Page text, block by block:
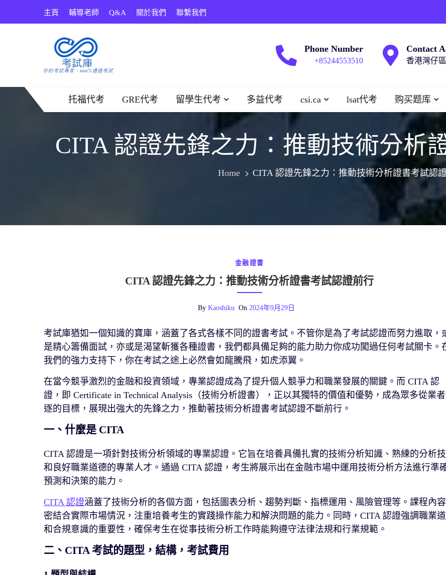
主頁 輔導老師 Q&A 關於我們 聯繫我們
Phone Number
+85244553510
Contact
香港灣仔
托福代考 GRE代考 留學生代考 多益代考 csi.ca lsat代考 购买题库
CITA 認證先鋒之力：推動技術分析
Home CITA 認證先鋒之力：推動技術分析證書考試認
金融證書
CITA 認證先鋒之力：推動技術分析證書考試認證前行
By Kaoshiku On 2024年9月29日
考試庫猶如一個知識的寶庫，涵蓋了各式各樣不同的證書考試。不管你是為了考試認證而努力進取，
是精心籌備面試，亦或是渴望斬獲各種證書，我們都具備足夠的能力助力你成功闖過任何考試關卡。
我們的強力支持下，你在考試之途上必然會如龍騰飛，如虎添翼。
在當今競爭激烈的金融和投資領域，專業認證成為了提升個人競爭力和職業發展的關鍵。而 CITA 認
證，即 Certificate in Technical Analysis（技術分析證書），正以其獨特的價值和優勢，成為眾多從業
逐的目標，展現出強大的先鋒之力，推動著技術分析證書考試認證不斷前行。
一、什麼是 CITA
CITA 認證是一項針對技術分析領域的專業認證。它旨在培養具備扎實的技術分析知識、熟練的分析
和良好職業道德的專業人才。通過 CITA 認證，考生將展示出在金融市場中運用技術分析方法進行準
預測和決策的能力。
CITA 認證涵蓋了技術分析的各個方面，包括圖表分析、趨勢判斷、指標運用、風險管理等。課程內
密結合實際市場情況，注重培養考生的實踐操作能力和解決問題的能力。同時，CITA 認證強調職業
和合規意識的重要性，確保考生在從事技術分析工作時能夠遵守法律法規和行業規範。
二、CITA 考試的題型，結構，考試費用